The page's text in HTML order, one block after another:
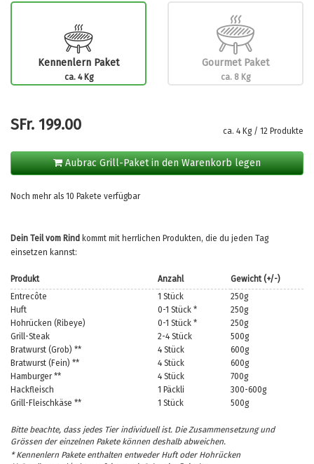
Kennenlern Paket
ca. 4 Kg
Gourmet Paket
ca. 8 Kg
SFr. 199.00 ca. 4 Kg / 12 Produkte
Aubrac Grill-Paket in den Warenkorb legen
Noch mehr als 10 Pakete verfügbar
Dein Teil vom Rind kommt mit herrlichen Produkten, die du jeden Tag
einsetzen kannst:
Produkt Anzahl
Gewicht (+/-)
Entrecôte
1 Stück
250g
Huft
0-1 Stück *
250g
Hohrücken (Ribeye)
0-1 Stück *
250g
Grill-Steak
2-4 Stück
500g
Bratwurst (Grob) **
4 Stück
600g
Bratwurst (Fein) **
4 Stück
600g
Hamburger **
4 Stück
700g
Hackfleisch
1 Päckli
300-600g
Grill-Fleischkäse **
1 Stück 500g
Bitte beachte, dass jedes Tier individuell ist. Die Zusammensetzung und
Grössen der einzelnen Pakete können deshalb abweichen.
* Kennenlern Pakete enthalten entweder Huft oder Hohrücken